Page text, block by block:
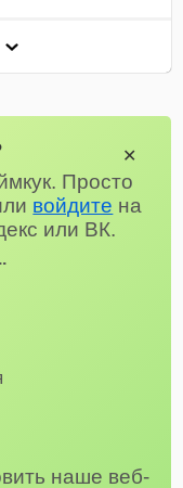
Просто
войдите на
или ВК.
наше веб-
✕